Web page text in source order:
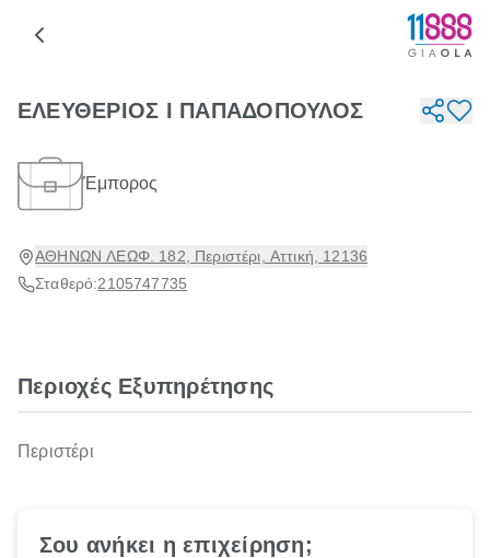
ΕΛΕΥΘΕΡΙΟΣ Ι ΠΑΠΑΔΟΠΟΥΛΟΣ
Έμπορος
ΑΘΗΝΩΝ ΛΕΩΦ. 182, Περιστέρι, Αττική, 12136
Σταθερό:2105747735
Περιοχές Εξυπηρέτησης
Περιστέρι
Σου ανήκει η επιχείρηση;